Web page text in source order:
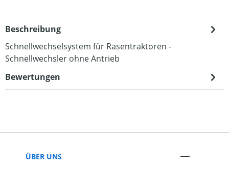
Beschreibung
Schnellwechselsystem für Rasentraktoren -
Schnellwechsler ohne Antrieb
Bewertungen
ÜBER UNS